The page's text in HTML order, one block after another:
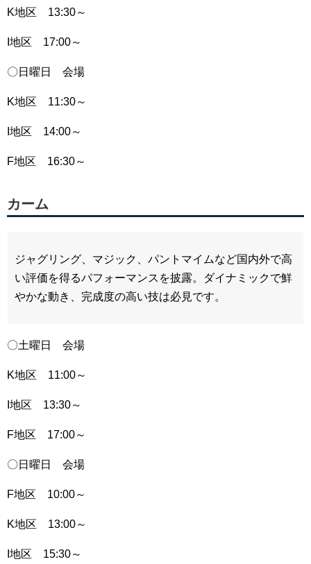
K地区 13:30～
I地区 17:00～
〇日曜日 会場
K地区 11:30～
I地区 14:00～
F地区 16:30～
カーム
ジャグリング、マジック、パントマイムなど国内外で高
い評価を得るパフォーマンスを披露。ダイナミックで鮮
やかな動き、完成度の高い技は必見です。
〇土曜日 会場
K地区 11:00～
I地区 13:30～
F地区 17:00～
〇日曜日 会場
F地区 10:00～
K地区 13:00～
I地区 15:30～